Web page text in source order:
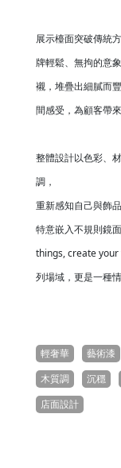
展示檯面突破傳統
牌輕鬆、無拘的意
襯，堆疊出細膩而
間感受，為顧客帶
整體設計以色彩、
調，
重新感知自己與飾
特意嵌入不規則鏡
things, create your
列場域，更是一種
輕奢華 藝術漆
木質調
沉穩
店面設計